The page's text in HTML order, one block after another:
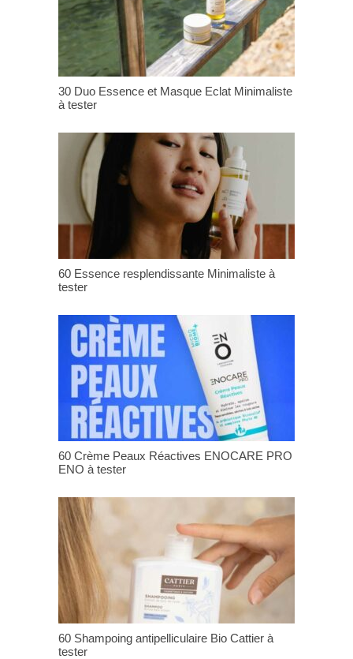
30 Duo Essence et Masque Eclat Minimaliste
à tester
60 Essence resplendissante Minimaliste à
tester
60 Crème Peaux Réactives ENOCARE PRO
ENO à tester
60 Shampoing antipelliculaire Bio Cattier à
tester